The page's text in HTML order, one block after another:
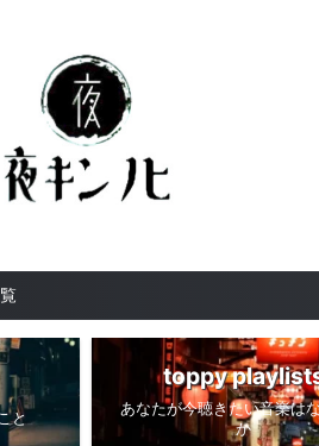
と
toppy
あなたが今聴きたい音楽は
か